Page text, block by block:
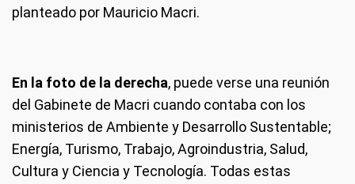
planteado por Mauricio Macri.
En la foto de la derecha, puede verse una reunión
del Gabinete de Macri cuando contaba con los
ministerios de Ambiente y Desarrollo Sustentable;
Energía, Turismo, Trabajo, Agroindustria, Salud,
Cultura y Ciencia y Tecnología. Todas estas